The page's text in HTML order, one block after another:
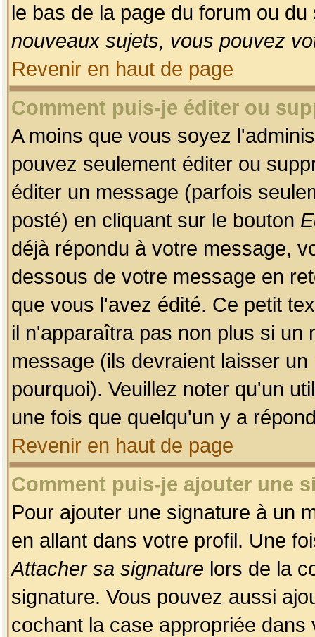
le bas de la page du forum ou
nouveaux sujets, vous pouvez
Revenir en haut de page
Comment puis-je éditer ou
A moins que vous soyez
pouvez seulement éditer ou
éditer un message (parfois
posté) en cliquant sur le bouton
déjà répondu à votre message,
dessous de votre message en
que vous l'avez édité. Ce petit
il n'apparaîtra pas non plus si un
message (ils devraient laisser
pourquoi). Veuillez noter qu'un
une fois que quelqu'un y a
Revenir en haut de page
Comment puis-je ajouter une
Pour ajouter une signature à un
en allant dans votre profil. Une
Attacher sa signature lors de la
signature. Vous pouvez aussi
cochant la case appropriée